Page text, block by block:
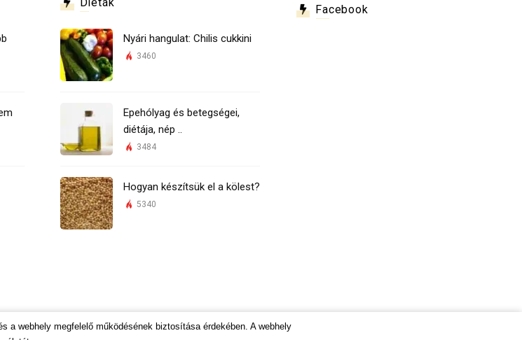
Nyári hangulat: Chilis cukkini
3460
Epehólyag és betegségei,
diétája, nép ..
3484
Hogyan készítsük el a kölest?
5340
Facebook
a webhely megfelelő működésének biztosítása érdekében. A webhely